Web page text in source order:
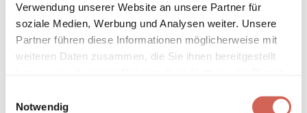
Verwendung unserer Website an unsere Partner für
soziale Medien, Werbung und Analysen weiter. Unsere
Partner führen diese Informationen möglicherweise mit
weiteren Daten zusammen, die Sie ihnen bereitgestellt
Notwendig
Technische Details und Hinweise
Hinweis zur Grundierung